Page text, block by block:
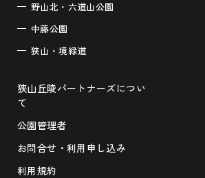
野山北・六道山公園
中藤公園
狭山・境緑道
狭山丘陵パートナーズについ
て
公園管理者
お問合せ・利用申し込み
利用規約